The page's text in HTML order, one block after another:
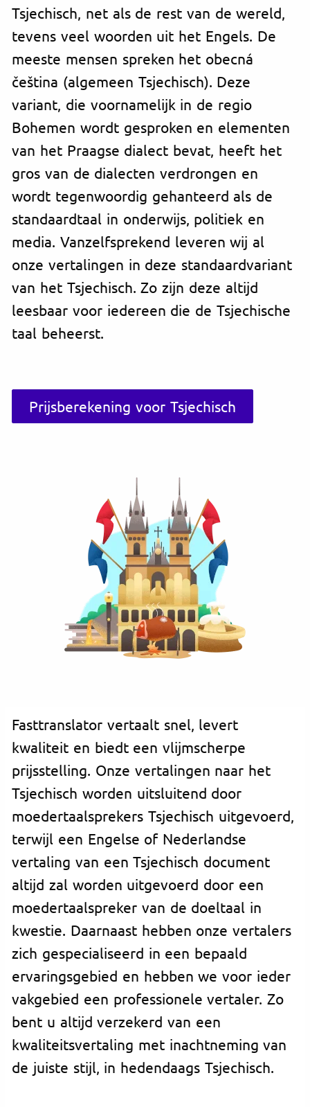
Tsjechisch, net als de rest van de wereld,
tevens veel woorden uit het Engels. De
meeste mensen spreken het obecná
čeština (algemeen Tsjechisch). Deze
variant, die voornamelijk in de regio
Bohemen wordt gesproken en elementen
van het Praagse dialect bevat, heeft het
gros van de dialecten verdrongen en
wordt tegenwoordig gehanteerd als de
standaardtaal in onderwijs, politiek en
media. Vanzelfsprekend leveren wij al
onze vertalingen in deze standaardvariant
van het Tsjechisch. Zo zijn deze altijd
leesbaar voor iedereen die de Tsjechische
taal beheerst.
Prijsberekening voor Tsjechisch
Fasttranslator vertaalt snel, levert
kwaliteit en biedt een vlijmscherpe
prijsstelling. Onze vertalingen naar het
Tsjechisch worden uitsluitend door
moedertaalsprekers Tsjechisch uitgevoerd,
terwijl een Engelse of Nederlandse
vertaling van een Tsjechisch document
altijd zal worden uitgevoerd door een
moedertaalspreker van de doeltaal in
kwestie. Daarnaast hebben onze vertalers
zich gespecialiseerd in een bepaald
ervaringsgebied en hebben we voor ieder
vakgebied een professionele vertaler. Zo
bent u altijd verzekerd van een
kwaliteitsvertaling met inachtneming van
de juiste stijl, in hedendaags Tsjechisch.